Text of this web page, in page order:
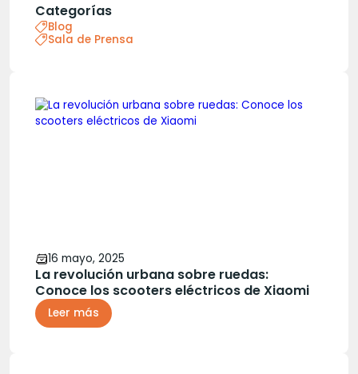
Categorías
Blog
Sala de Prensa
16 mayo, 2025
La revolución urbana sobre ruedas:
Conoce los scooters eléctricos de Xiaomi
Leer más